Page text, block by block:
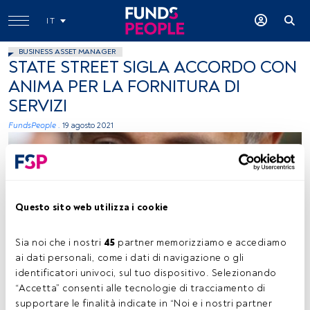
Questo sito web utilizza i cookie
Sia noi che i nostri 45 partner memorizziamo e accediamo
ai dati personali, come i dati di navigazione o gli
identificatori univoci, sul tuo dispositivo. Selezionando
“Accetta” consenti alle tecnologie di tracciamento di
supportare le finalità indicate in “Noi e i nostri partner
IT
BUSINESS ASSET MANAGER
STATE STREET SIGLA ACCORDO CON
ANIMA PER LA FORNITURA DI
SERVIZI
FundsPeople . 19 agosto 2021
Federico Viola, immagine concessa (State Street)
Tempo di lettura:1 min.